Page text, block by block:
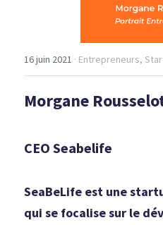
16 juin 2021 · Entrepreneurs,
Morgane
CEO Seabelife
SeaBeLife est une
qui se focalise sur le